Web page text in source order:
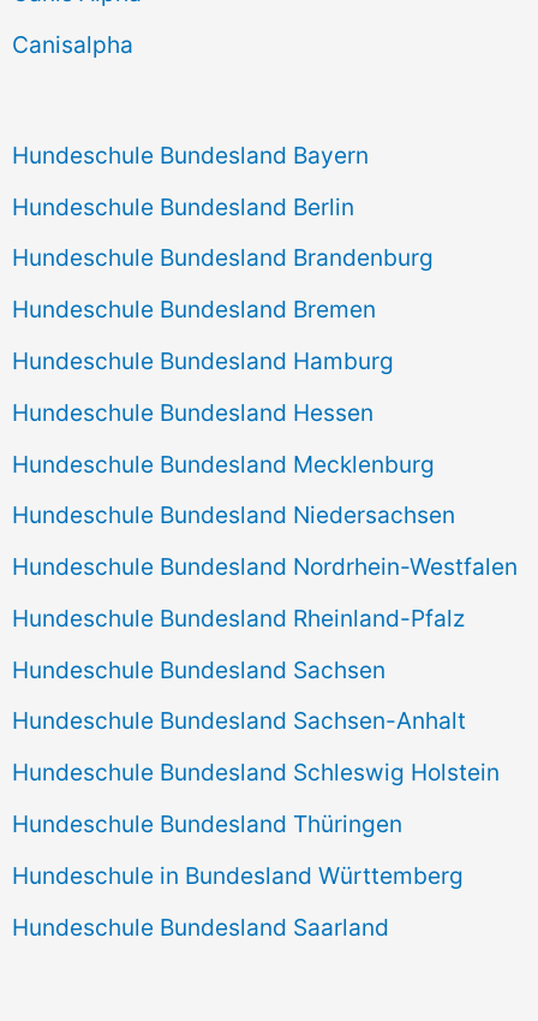
h
Canisalpha
Hundeschule Bundesland Bayern
Hundeschule Bundesland Berlin
Hundeschule Bundesland Brandenburg
Hundeschule Bundesland Bremen
Hundeschule Bundesland Hamburg
Hundeschule Bundesland Hessen
Hundeschule Bundesland Mecklenburg
Hundeschule Bundesland Niedersachsen
Hundeschule Bundesland Nordrhein-Westfalen
Hundeschule Bundesland Rheinland-Pfalz
Hundeschule Bundesland Sachsen
Hundeschule Bundesland Sachsen-Anhalt
Hundeschule Bundesland Schleswig Holstein
Hundeschule Bundesland Thüringen
Hundeschule in Bundesland Württemberg
Hundeschule Bundesland Saarland